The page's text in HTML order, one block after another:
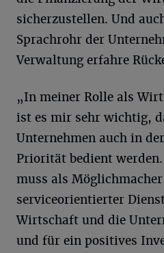
sicherzustellen. Und
Sprachrohr der
Verwaltung erfahre
„In meiner Rolle als
ist es mir sehr wichtig,
Unternehmen auch in
Priorität bedient
muss als
serviceorientierter
Wirtschaft und die
und für ein positives